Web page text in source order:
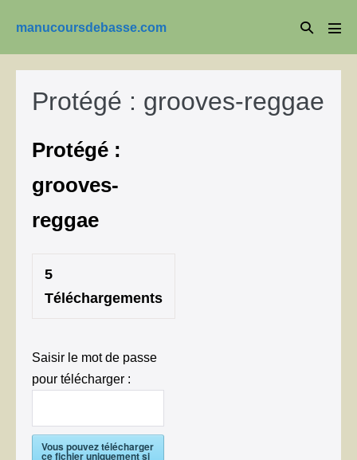
contenu
manucoursdebasse.com
Basculer
recherche
le
Protégé : grooves-reggae
Protégé :
grooves-
reggae
5
Téléchargements
Saisir le mot de passe
pour télécharger :
Vous pouvez télécharger
ce fichier uniquement si